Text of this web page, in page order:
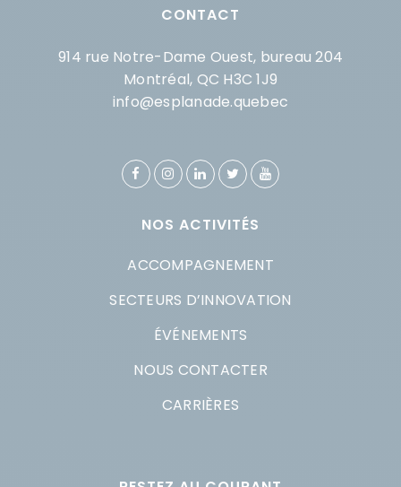
CONTACT
914 rue Notre-Dame Ouest, bureau 204
Montréal, QC H3C 1J9
info@esplanade.quebec
NOS ACTIVITÉS
ACCOMPAGNEMENT
SECTEURS D’INNOVATION
ÉVÉNEMENTS
NOUS CONTACTER
CARRIÈRES